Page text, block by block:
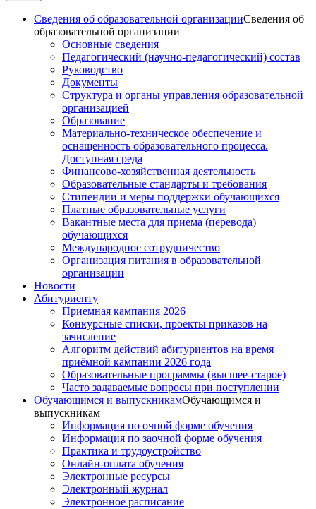
Сведения об образовательной организацииСведения об
образовательной организации
Основные сведения
Педагогический (научно-педагогический) состав
Руководство
Документы
Структура и органы управления образовательной
организацией
Образование
Материально-техническое обеспечение и
оснащенность образовательного процесса.
Доступная среда
Финансово-хозяйственная деятельность
Образовательные стандарты и требования
Стипендии и меры поддержки обучающихся
Платные образовательные услуги
Вакантные места для приема (перевода)
обучающихся
Международное сотрудничество
Организация питания в образовательной
организации
Новости
Абитуриенту
Приемная кампания 2026
Конкурсные списки, проекты приказов на
зачисление
Алгоритм действий абитуриентов на время
приёмной кампании 2026 года
Образовательные программы (высшее-старое)
Часто задаваемые вопросы при поступлении
Обучающимся и выпускникамОбучающимся и
выпускникам
Информация по очной форме обучения
Информация по заочной форме обучения
Практика и трудоустройство
Онлайн-оплата обучения
Электронные ресурсы
Электронный журнал
Электронное расписание